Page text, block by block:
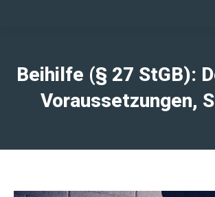
Beihilfe (§ 27 StGB):
Voraussetzungen,